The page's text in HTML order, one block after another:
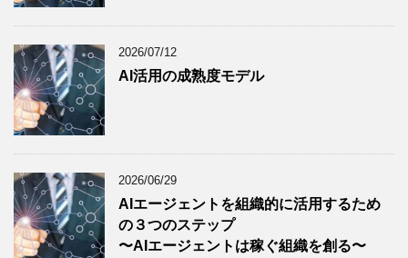
2026/07/12
AI活用の成熟度モデル
2026/06/29
AIエージェントを組織的に活用するため
の３つのステップ
〜AIエージェントは稼ぐ組織を創る〜